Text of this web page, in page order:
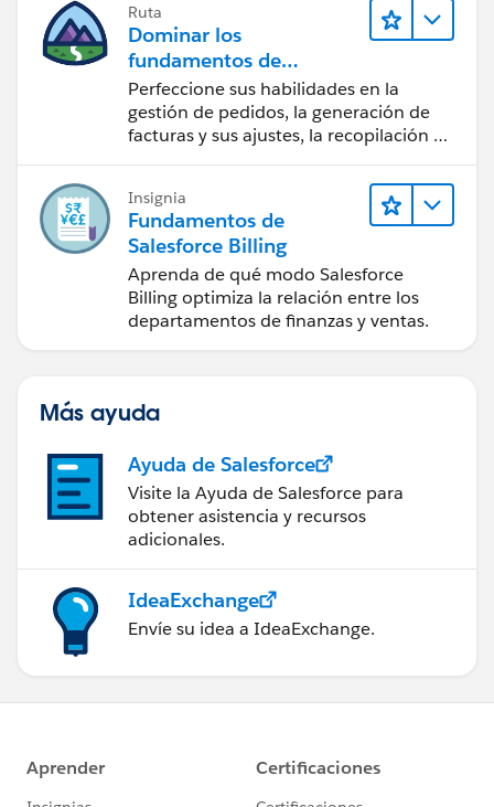
Ruta
Dominar los
fundamentos de
administración de
Salesforce Billing
Perfeccione sus habilidades en la
gestión de pedidos, la generación de
facturas y sus ajustes, la recopilación de
Insignia
Fundamentos de
Salesforce Billing
Aprenda de qué modo Salesforce
Billing optimiza la relación entre los
departamentos de finanzas y ventas.
Más ayuda
Ayuda de Salesforce
Visite la Ayuda de Salesforce para
obtener asistencia y recursos
adicionales.
IdeaExchange
Envíe su idea a IdeaExchange.